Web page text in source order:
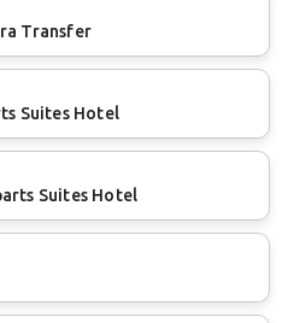
Transfer
Suites Hotel
Suites Hotel